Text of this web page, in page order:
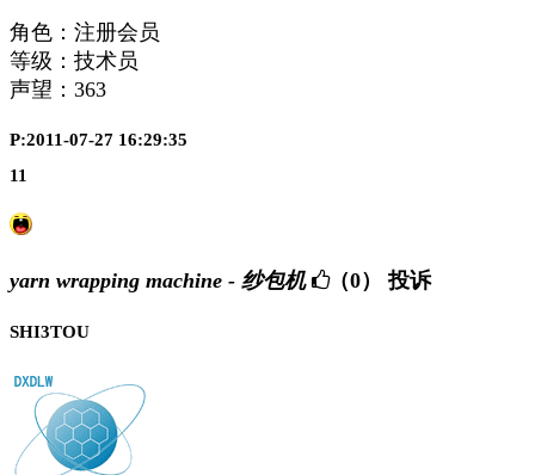
角色：注册会员
等级：技术员
声望： 363
P:2011-07-27 16:29:35
11
yarn wrapping machine - 纱包机 （0） 投诉
SHI3TOU